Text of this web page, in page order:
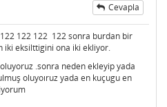
Cevapla
122 122 122 sonra burdan bir
iki eksilttigini ona iki ekliyor.
.sonra neden ekleyip yada
oluyoıruz yada en kuçugu en